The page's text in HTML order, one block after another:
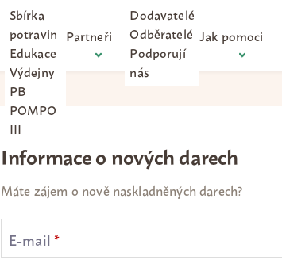
Sbírka
potravin
Edukace
Výdejny
PB
POMPO
III
Partneři
Dodavatelé
Odběratelé
Podporují
nás
Jak pomoci
Informace o nových darech
Máte zájem o nově naskladněných darech?
E-mail*